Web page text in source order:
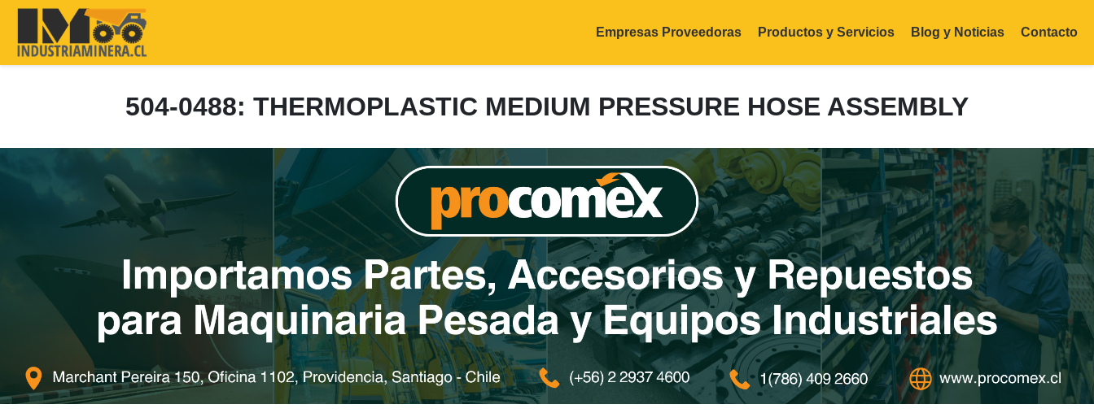
Empresas Proveedoras Productos y Servicios Blog y Noticias Contacto
504-0488: THERMOPLASTIC MEDIUM PRESSURE HOSE ASSEMBLY